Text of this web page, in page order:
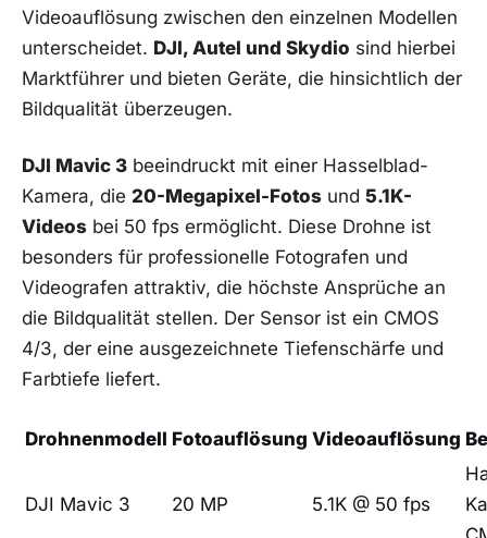
Videoauflösung zwischen ⁣den einzelnen Modellen
unterscheidet. DJI, Autel und ⁤Skydio sind hierbei
Marktführer und bieten Geräte, die hinsichtlich der
Bildqualität überzeugen.
DJI Mavic 3 beeindruckt mit einer Hasselblad-
Kamera,⁣ die 20-Megapixel-Fotos und 5.1K-
Videos bei 50 fps ermöglicht. Diese Drohne ist
besonders für professionelle Fotografen ⁣und
Videografen‌ attraktiv, die höchste Ansprüche an
die Bildqualität stellen. Der Sensor ist ein ‍CMOS
4/3, der eine ausgezeichnete ​Tiefenschärfe und
Farbtiefe liefert.
Drohnenmodell Fotoauflösung Videoauflösung
DJI Mavic ‌3 20⁣ MP 5.1K⁤ @ 50 fps